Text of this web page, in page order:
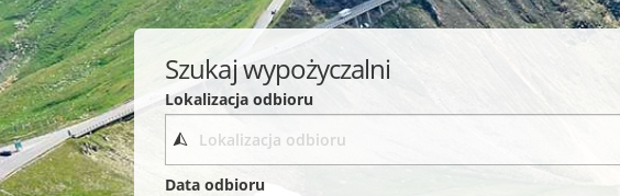
Szukaj wypożyczalni
Lokalizacja odbioru
Data odbioru